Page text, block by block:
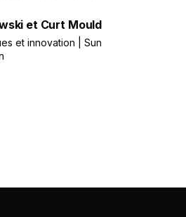
et Curt Mould
et innovation | Sun